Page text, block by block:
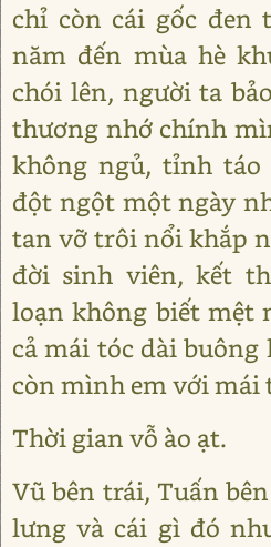
chỉ còn cái gốc đen
năm đến mùa hè
chói lên, người ta
thương nhớ chính
không ngủ, tỉnh táo
đột ngột một ngày
tan vỡ trôi nổi khắp
đời sinh viên, kết
loạn không biết mệt
cả mái tóc dài buông
còn mình em với mái
Thời gian vỗ ào ạt.
Vũ bên trái, Tuấn
lưng và cái gì đó